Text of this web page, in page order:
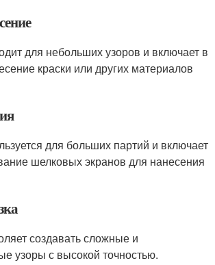
для небольших узоров и включает в
краски или других материалов
для больших партий и включает
шелковых экранов для нанесения
создавать сложные и
узоры с высокой точностью.